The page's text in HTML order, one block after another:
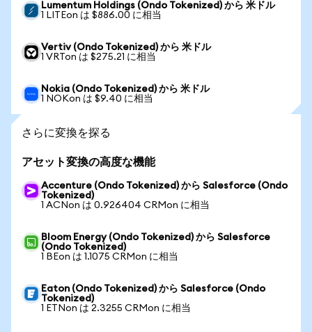
Lumentum Holdings (Ondo Tokenized) から 米ドル
1 LITEon は $886.00 に相当
Vertiv (Ondo Tokenized) から 米ドル
1 VRTon は $275.21 に相当
Nokia (Ondo Tokenized) から 米ドル
1 NOKon は $9.40 に相当
さらに変換を探る
アセット変換の高度な機能
Accenture (Ondo Tokenized) から Salesforce (Ondo
Tokenized)
1 ACNon は 0.926404 CRMon に相当
Bloom Energy (Ondo Tokenized) から Salesforce
(Ondo Tokenized)
1 BEon は 1.1075 CRMon に相当
Eaton (Ondo Tokenized) から Salesforce (Ondo
Tokenized)
1 ETNon は 2.3255 CRMon に相当